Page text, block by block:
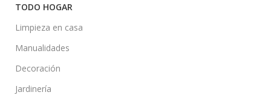
TODO HOGAR
Limpieza en casa
Manualidades
Decoración
Jardinería